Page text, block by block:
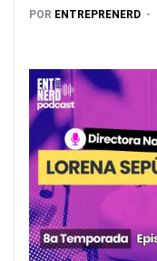
POR ENTREPRENERD